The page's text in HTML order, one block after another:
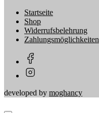
Startseite
Shop
Widerrufsbelehrung
Zahlungsmöglichkeiten
developed by moghancy